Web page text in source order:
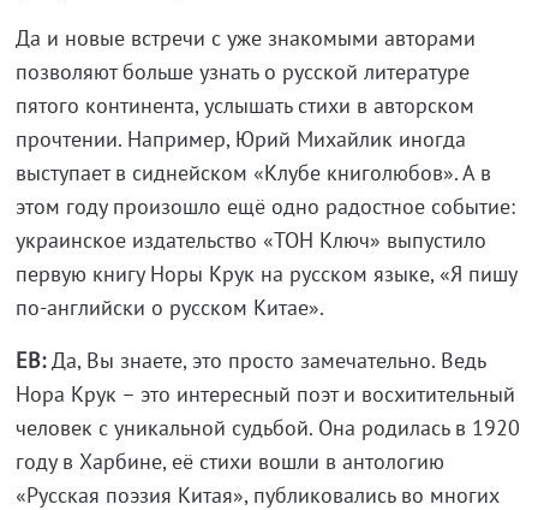
Да и новые встречи с уже знакомыми авторами
позволяют больше узнать о русской литературе
пятого континента, услышать стихи в авторском
прочтении. Например, Юрий Михайлик иногда
выступает в сиднейском «Клубе книголюбов». А в
этом году произошло ещё одно радостное событие:
украинское издательство «ТОН Ключ» выпустило
первую книгу Норы Крук на русском языке, «Я пишу
по-английски о русском Китае».
ЕВ:Да, Вы знаете, это просто замечательно. Ведь
Нора Крук – это интересный поэт и восхитительный
человек с уникальной судьбой. Она родилась в 1920
году в Харбине, её стихи вошли в антологию
«Русская поэзия Китая», публиковались во многих